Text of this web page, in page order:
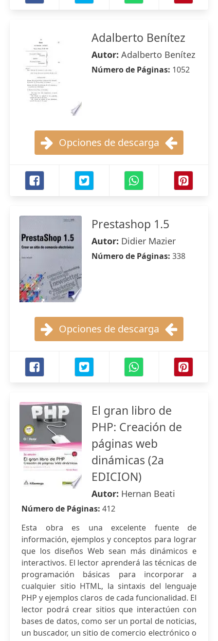
Adalberto Benítez
Autor: Adalberto Benítez
Número de Páginas: 1052
Opciones de descarga
Prestashop 1.5
Autor: Didier Mazier
Número de Páginas: 338
Opciones de descarga
El gran libro de
PHP: Creación de
páginas web
dinámicas (2a
EDICION)
Autor: Hernan Beati
Número de Páginas: 412
Esta obra es una excelente fuente de
información, ejemplos y conceptos para lograr
que los diseños Web sean más dinámicos e
interactivos. El lector aprenderá las técnicas de
programación básicas para incorporar a
cualquier sitio HTML, la sintaxis del lenguaje
PHP y ejemplos claros de cada funcionalidad. El
lector podrá crear sitios que interactúen con
bases de datos, como ser un portal de noticias,
un buscador, un sitio de comercio electrónico o